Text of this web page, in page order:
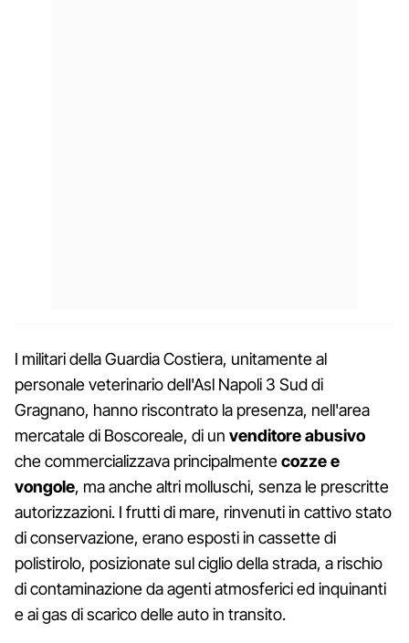
I militari della Guardia Costiera, unitamente al
personale veterinario dell'Asl Napoli 3 Sud di
Gragnano, hanno riscontrato la presenza, nell'area
mercatale di Boscoreale, di un venditore abusivo
che commercializzava principalmentecozze e
vongole, ma anche altri molluschi, senza le prescritte
autorizzazioni. I frutti di mare, rinvenuti in cattivo stato
di conservazione, erano esposti in cassette di
polistirolo, posizionate sul ciglio della strada, a rischio
di contaminazione da agenti atmosferici ed inquinanti
e ai gas di scarico delle auto in transito.